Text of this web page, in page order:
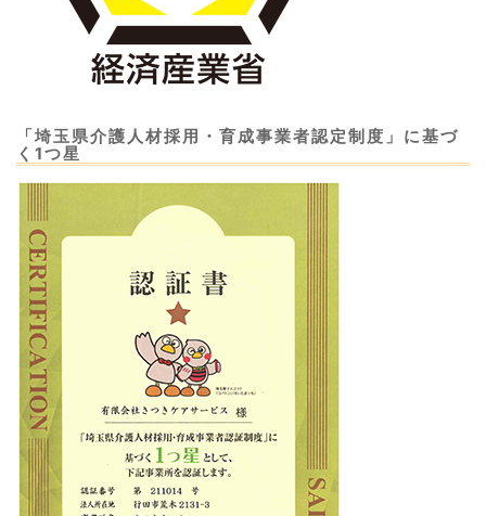
「埼玉県介護人材採用・育成事業者認定制度」に基づ
く1つ星